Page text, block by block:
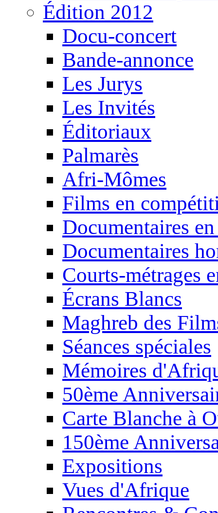
Édition 2012
Docu-concert
Bande-annonce
Les Jurys
Les Invités
Éditoriaux
Palmarès
Afri-Mômes
Films en
Documentaires
Documentaires
Courts-métrages
Écrans Blancs
Maghreb des
Séances spéciales
Mémoires
50ème
Carte Blanche à
150ème
Expositions
Vues d'Afrique